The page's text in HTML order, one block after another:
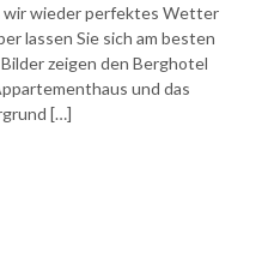
wir wieder perfektes Wetter
lassen Sie sich am besten
zeigen den Berghotel
und das
[…]